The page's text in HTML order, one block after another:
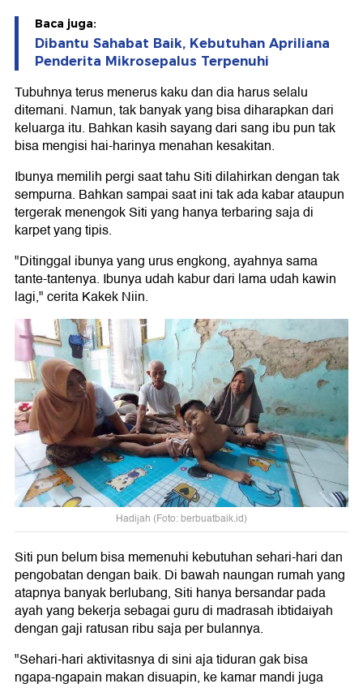
Baca juga:
Dibantu Sahabat Baik, Kebutuhan Apriliana
Penderita Mikrosepalus Terpenuhi
Tubuhnya terus menerus kaku dan dia harus selalu
ditemani. Namun, tak banyak yang bisa diharapkan dari
keluarga itu. Bahkan kasih sayang dari sang ibu pun tak
bisa mengisi hai-harinya menahan kesakitan.
Ibunya memilih pergi saat tahu Siti dilahirkan dengan tak
sempurna. Bahkan sampai saat ini tak ada kabar ataupun
tergerak menengok Siti yang hanya terbaring saja di
karpet yang tipis.
"Ditinggal ibunya yang urus engkong, ayahnya sama
tante-tantenya. Ibunya udah kabur dari lama udah kawin
lagi," cerita Kakek Niin.
Hadijah (Foto: berbuatbaik.id)
Siti pun belum bisa memenuhi kebutuhan sehari-hari dan
pengobatan dengan baik. Di bawah naungan rumah yang
atapnya banyak berlubang, Siti hanya bersandar pada
ayah yang bekerja sebagai guru di madrasah ibtidaiyah
dengan gaji ratusan ribu saja per bulannya.
"Sehari-hari aktivitasnya di sini aja tiduran gak bisa
ngapa-ngapain makan disuapin, ke kamar mandi juga